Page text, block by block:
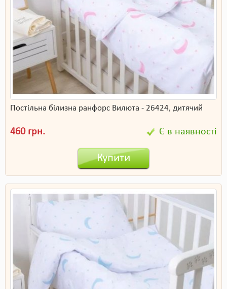
Постільна білизна ранфорс Вилюта - 26424, дитячий
460 грн. Є в наявності
Купити